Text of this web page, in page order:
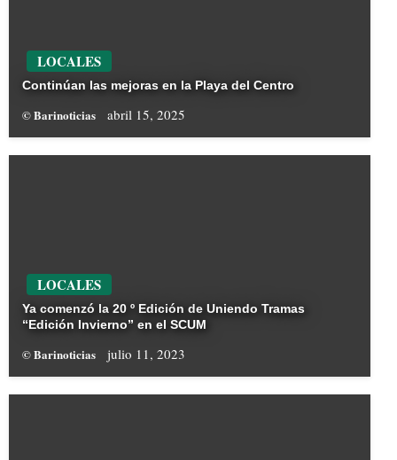
LOCALES
Continúan las mejoras en la Playa del Centro
© Barinoticias abril 15, 2025
LOCALES
Ya comenzó la 20 º Edición de Uniendo Tramas
“Edición Invierno” en el SCUM
© Barinoticias julio 11, 2023